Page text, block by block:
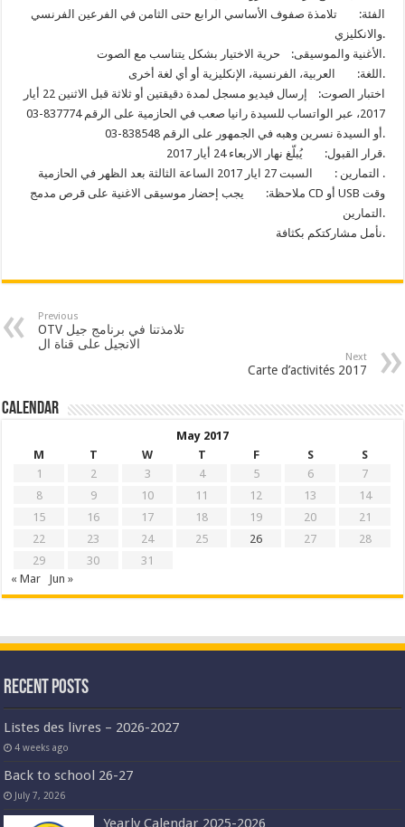
الفئة: تلامذة صفوف الأساسي الرابع حتى الثامن في الفرعين الفرنسي
والانكليزي.
الأغنية والموسيقى: حرية الاختيار بشكل يتناسب مع الصوت.
اللغة: العربية، الفرنسية، الإنكليزية أو أي لغة أخرى.
اختبار الصوت: إرسال فيديو مسجل لمدة دقيقتين أو ثلاثة قبل الاثنين 22 أيار
2017، عبر الواتساب للسيدة رانيا صعب في الحازمية على الرقم 837774-03
أو السيدة نسرين وهبه في الجمهور على الرقم 838548-03.
قرار القبول: يُبلّغ نهار الاربعاء 24 أيار 2017.
التمارين : السبت 27 ايار 2017 الساعة الثالثة بعد الظهر في الحازمية .
ملاحظة: يجب إحضار موسيقى الاغنية على قرص مدمج CD أو USB وقت
التمارين.
نأمل مشاركتكم بكثافة.
Previous
OTV تلامذتنا في برنامج جيل
الانجيل على قناة ال
Next
Carte d’activités 2017
Calendar
May 2017
M
T W T F S
S
1
2 3 4 5 6
7
8
9 10 11 12 13
14
15
16 17 18 19 20
21
22
23 24 25 26 27
28
29
30
31
« Mar
Jun »
Recent Posts
Listes des livres – 2026-2027
4 weeks ago
Back to school 26-27
July 7, 2026
Yearly Calendar 2025-2026